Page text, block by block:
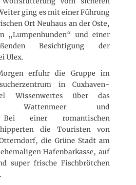
ging es mit einer Führung
Ort Neuhaus an der Oste,
„Lumpenhunden“ und einer
Besichtigung der
Ulex.
erfuhr die Gruppe im
in Cuxhaven-
Wissenwertes über das
Wattenmeer und
Bei einer romantischen
die Touristen von
die Grüne Stadt am
Hafenbarkasse, auf
super frische Fischbrötchen